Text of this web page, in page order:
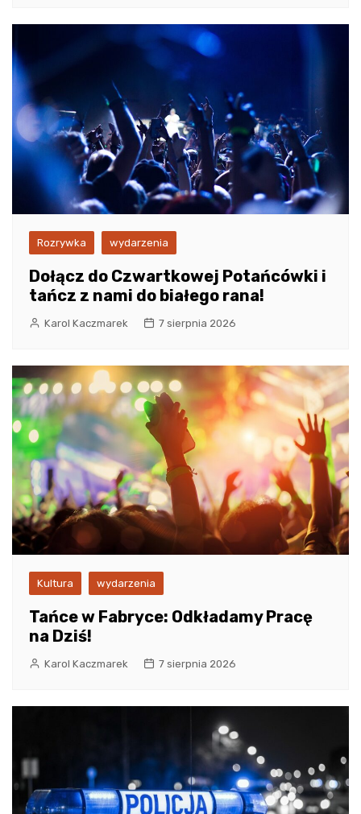
Rozrywka wydarzenia
Dołącz do Czwartkowej Potańcówki i
tańcz z nami do białego rana!
Karol Kaczmarek 7 sierpnia 2026
Kultura wydarzenia
Tańce w Fabryce: Odkładamy Pracę
na Dziś!
Karol Kaczmarek 7 sierpnia 2026